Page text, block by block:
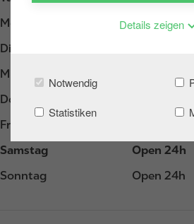
Details zeigen
Notwendig
Statistiken
Montag
Open 24h
Dienstag
Mittwoch
Donnerstag
Freitag
Samstag
Open 24h
Sonntag
Open 24h